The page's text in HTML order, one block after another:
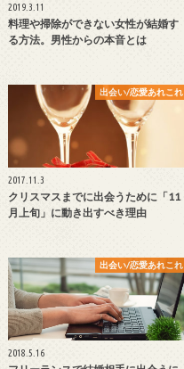
2019.3.11
料理や掃除ができない女性が結婚す
る方法。男性からの本音とは
出会い/恋愛あれこれ
2017.11.3
クリスマスまでに出会うために「11
月上旬」に動き出すべき理由
出会い/恋愛あれこれ
2018.5.16